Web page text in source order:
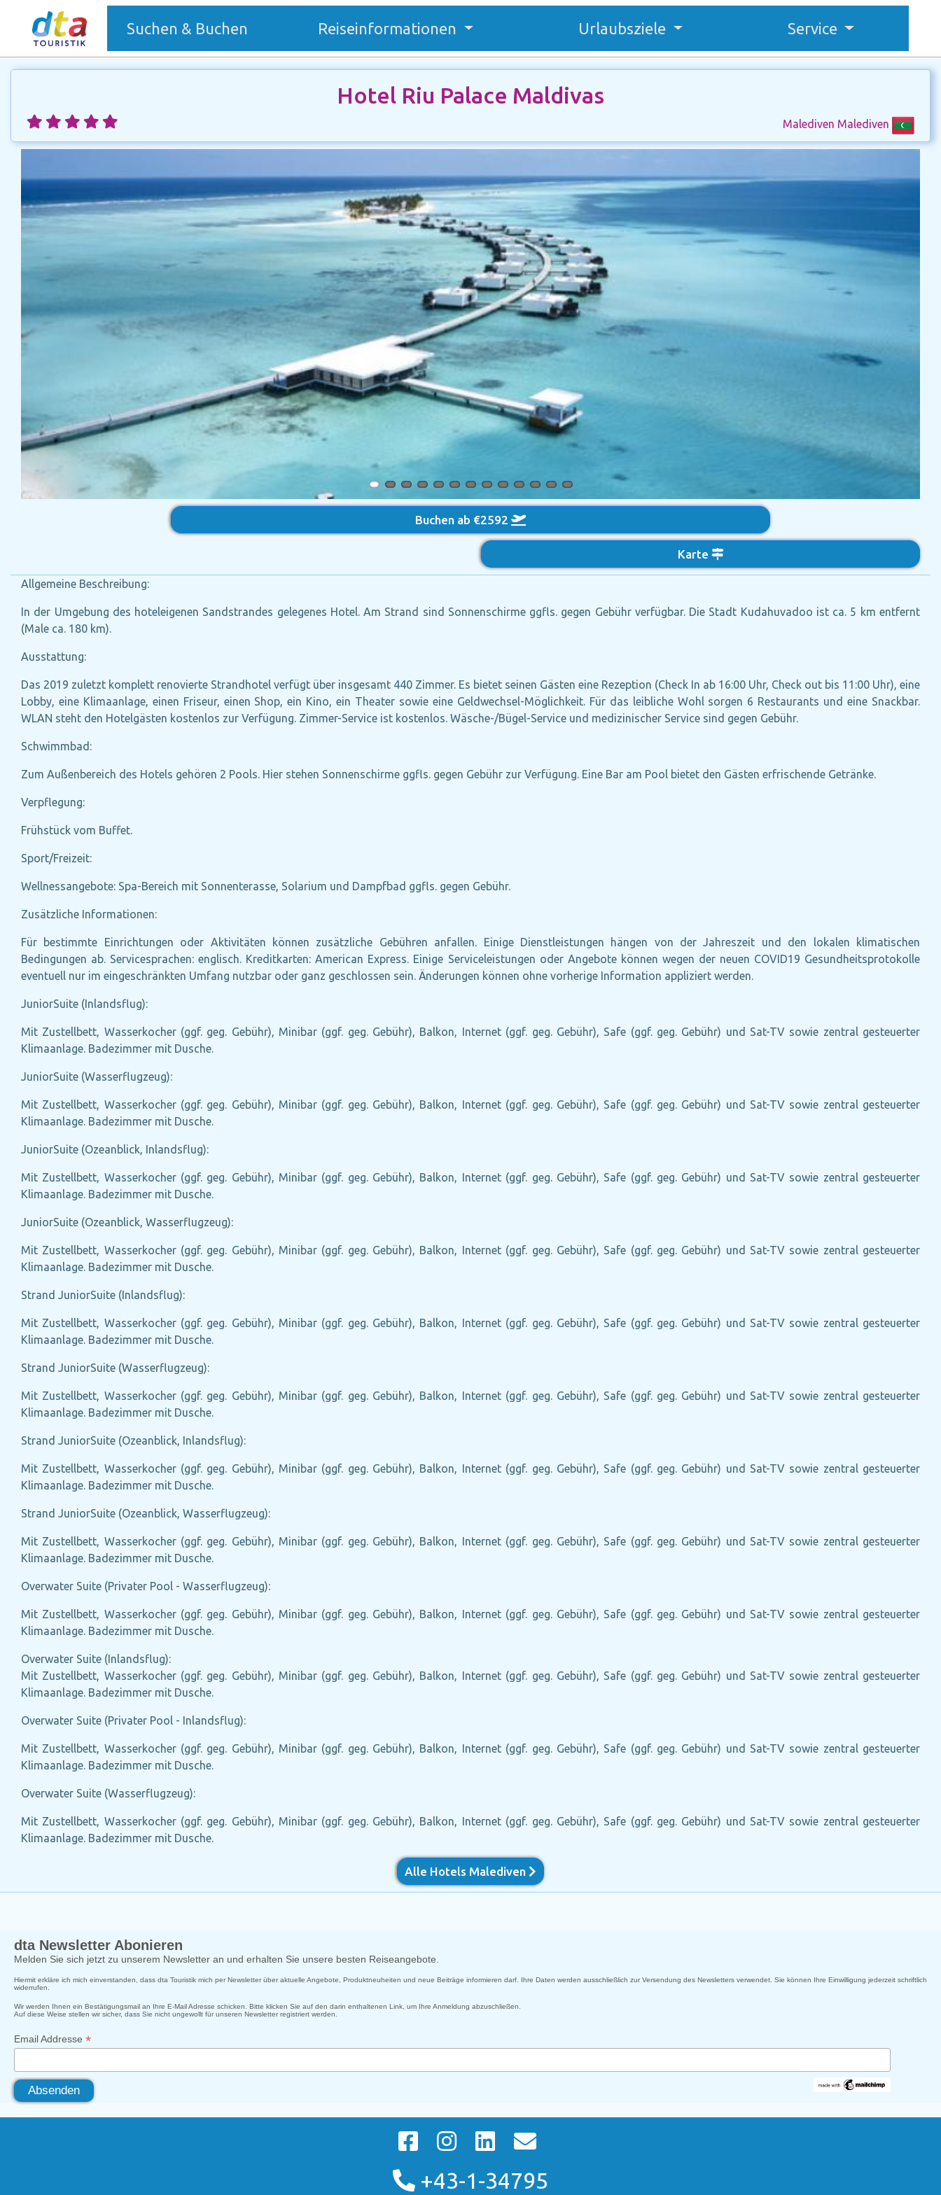
Suchen & Buchen Reiseinformationen Urlaubsziele Service
Hotel Riu Palace Maldivas
Malediven Malediven
Buchen ab €2592
Karte
Allgemeine Beschreibung:
In der Umgebung des hoteleigenen Sandstrandes gelegenes Hotel. Am Strand sind Sonnenschirme ggfls. gegen Gebühr verfügbar. Die Stadt Kudahuvadoo ist ca. 5 km entfernt
(Male ca. 180 km).
Ausstattung:
Das 2019 zuletzt komplett renovierte Strandhotel verfügt über insgesamt 440 Zimmer. Es bietet seinen Gästen eine Rezeption (Check In ab 16:00 Uhr, Check out bis 11:00 Uhr), eine
Lobby, eine Klimaanlage, einen Friseur, einen Shop, ein Kino, ein Theater sowie eine Geldwechsel-Möglichkeit. Für das leibliche Wohl sorgen 6 Restaurants und eine Snackbar.
WLAN steht den Hotelgästen kostenlos zur Verfügung. Zimmer-Service ist kostenlos. Wäsche-/Bügel-Service und medizinischer Service sind gegen Gebühr.
Schwimmbad:
Zum Außenbereich des Hotels gehören 2 Pools. Hier stehen Sonnenschirme ggfls. gegen Gebühr zur Verfügung. Eine Bar am Pool bietet den Gästen erfrischende Getränke.
Verpflegung:
Frühstück vom Buffet.
Sport/Freizeit:
Wellnessangebote: Spa-Bereich mit Sonnenterasse, Solarium und Dampfbad ggfls. gegen Gebühr.
Zusätzliche Informationen:
Für bestimmte Einrichtungen oder Aktivitäten können zusätzliche Gebühren anfallen. Einige Dienstleistungen hängen von der Jahreszeit und den lokalen klimatischen
Bedingungen ab. Servicesprachen: englisch. Kreditkarten: American Express. Einige Serviceleistungen oder Angebote können wegen der neuen COVID19 Gesundheitsprotokolle
eventuell nur im eingeschränkten Umfang nutzbar oder ganz geschlossen sein. Änderungen können ohne vorherige Information appliziert werden.
JuniorSuite (Inlandsflug):
Mit Zustellbett, Wasserkocher (ggf. geg. Gebühr), Minibar (ggf. geg. Gebühr), Balkon, Internet (ggf. geg. Gebühr), Safe (ggf. geg. Gebühr) und Sat-TV sowie zentral gesteuerter
Klimaanlage. Badezimmer mit Dusche.
JuniorSuite (Wasserflugzeug):
Mit Zustellbett, Wasserkocher (ggf. geg. Gebühr), Minibar (ggf. geg. Gebühr), Balkon, Internet (ggf. geg. Gebühr), Safe (ggf. geg. Gebühr) und Sat-TV sowie zentral gesteuerter
Klimaanlage. Badezimmer mit Dusche.
JuniorSuite (Ozeanblick, Inlandsflug):
Mit Zustellbett, Wasserkocher (ggf. geg. Gebühr), Minibar (ggf. geg. Gebühr), Balkon, Internet (ggf. geg. Gebühr), Safe (ggf. geg. Gebühr) und Sat-TV sowie zentral gesteuerter
Klimaanlage. Badezimmer mit Dusche.
JuniorSuite (Ozeanblick, Wasserflugzeug):
Mit Zustellbett, Wasserkocher (ggf. geg. Gebühr), Minibar (ggf. geg. Gebühr), Balkon, Internet (ggf. geg. Gebühr), Safe (ggf. geg. Gebühr) und Sat-TV sowie zentral gesteuerter
Klimaanlage. Badezimmer mit Dusche.
Strand JuniorSuite (Inlandsflug):
Mit Zustellbett, Wasserkocher (ggf. geg. Gebühr), Minibar (ggf. geg. Gebühr), Balkon, Internet (ggf. geg. Gebühr), Safe (ggf. geg. Gebühr) und Sat-TV sowie zentral gesteuerter
Klimaanlage. Badezimmer mit Dusche.
Strand JuniorSuite (Wasserflugzeug):
Mit Zustellbett, Wasserkocher (ggf. geg. Gebühr), Minibar (ggf. geg. Gebühr), Balkon, Internet (ggf. geg. Gebühr), Safe (ggf. geg. Gebühr) und Sat-TV sowie zentral gesteuerter
Klimaanlage. Badezimmer mit Dusche.
Strand JuniorSuite (Ozeanblick, Inlandsflug):
Mit Zustellbett, Wasserkocher (ggf. geg. Gebühr), Minibar (ggf. geg. Gebühr), Balkon, Internet (ggf. geg. Gebühr), Safe (ggf. geg. Gebühr) und Sat-TV sowie zentral gesteuerter
Klimaanlage. Badezimmer mit Dusche.
Strand JuniorSuite (Ozeanblick, Wasserflugzeug):
Mit Zustellbett, Wasserkocher (ggf. geg. Gebühr), Minibar (ggf. geg. Gebühr), Balkon, Internet (ggf. geg. Gebühr), Safe (ggf. geg. Gebühr) und Sat-TV sowie zentral gesteuerter
Klimaanlage. Badezimmer mit Dusche.
Overwater Suite (Privater Pool - Wasserflugzeug):
Mit Zustellbett, Wasserkocher (ggf. geg. Gebühr), Minibar (ggf. geg. Gebühr), Balkon, Internet (ggf. geg. Gebühr), Safe (ggf. geg. Gebühr) und Sat-TV sowie zentral gesteuerter
Klimaanlage. Badezimmer mit Dusche.
Overwater Suite (Inlandsflug):
Mit Zustellbett, Wasserkocher (ggf. geg. Gebühr), Minibar (ggf. geg. Gebühr), Balkon, Internet (ggf. geg. Gebühr), Safe (ggf. geg. Gebühr) und Sat-TV sowie zentral gesteuerter
Klimaanlage. Badezimmer mit Dusche.
Overwater Suite (Privater Pool - Inlandsflug):
Mit Zustellbett, Wasserkocher (ggf. geg. Gebühr), Minibar (ggf. geg. Gebühr), Balkon, Internet (ggf. geg. Gebühr), Safe (ggf. geg. Gebühr) und Sat-TV sowie zentral gesteuerter
Klimaanlage. Badezimmer mit Dusche.
Overwater Suite (Wasserflugzeug):
Mit Zustellbett, Wasserkocher (ggf. geg. Gebühr), Minibar (ggf. geg. Gebühr), Balkon, Internet (ggf. geg. Gebühr), Safe (ggf. geg. Gebühr) und Sat-TV sowie zentral gesteuerter
Klimaanlage. Badezimmer mit Dusche.
Alle Hotels Malediven
dta Newsletter Abonieren
Melden Sie sich jetzt zu unserem Newsletter an und erhalten Sie unsere besten Reiseangebote.
Hiermit erkläre ich mich einverstanden, dass dta Touristik mich per Newsletter über aktuelle Angebote, Produktneuheiten und neue Beiträge informieren darf. Ihre Daten werden ausschließlich zur Versendung des Newsletters verwendet. Sie können Ihre Einwilligung jederzeit schriftlich
widerrufen.
Wir werden Ihnen ein Bestätigungsmail an Ihre E-Mail Adresse schicken. Bitte klicken Sie auf den darin enthaltenen Link, um Ihre Anmeldung abzuschließen.
Auf diese Weise stellen wir sicher, dass Sie nicht ungewollt für unseren Newsletter registriert werden.
Email Addresse *
+43-1-34795